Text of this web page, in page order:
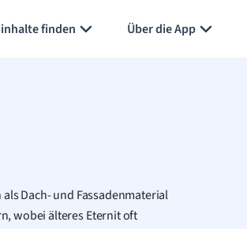
finden Über die App
Dach- und Fassadenmaterial
wobei älteres Eternit oft